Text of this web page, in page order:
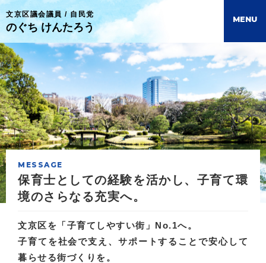
文京区議会議員 / 自民党
のぐち けんたろう
MENU
MESSAGE
保育士としての経験を活かし、 子育て環
境のさらなる充実へ。
文京区を「子育てしやすい街」No.1へ。
子育てを社会で支え、サポートすることで安心して
暮らせる街づくりを。